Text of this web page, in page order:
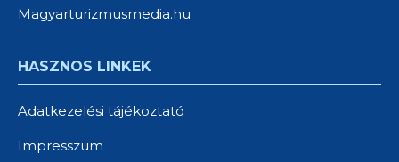
Magyarturizmusmedia.hu
HASZNOS LINKEK
Adatkezelési tájékoztató
Impresszum